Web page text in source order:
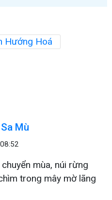
Hướng Hoá
Mù
mùa, núi rừng
trong mây mờ lãng